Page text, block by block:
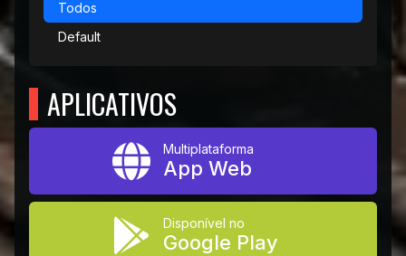
Todos
Default
APLICATIVOS
Multiplataforma
App Web
Disponível no
Google Play